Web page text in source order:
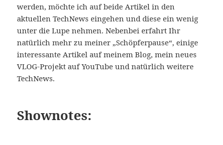
werden, möchte ich auf beide Artikel in den
aktuellen TechNews eingehen und diese ein wenig
unter die Lupe nehmen. Nebenbei erfahrt Ihr
natürlich mehr zu meiner „Schöpferpause“, einige
interessante Artikel auf meinem Blog, mein neues
VLOG-Projekt auf YouTube und natürlich weitere
TechNews.
Shownotes: